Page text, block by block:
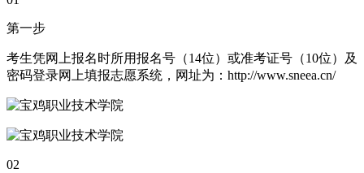
第一步
考生凭网上报名时所用报名号（14位）或准考证号（10位）及
密码登录网上填报志愿系统，网址为：http://www.sneea.cn/
02